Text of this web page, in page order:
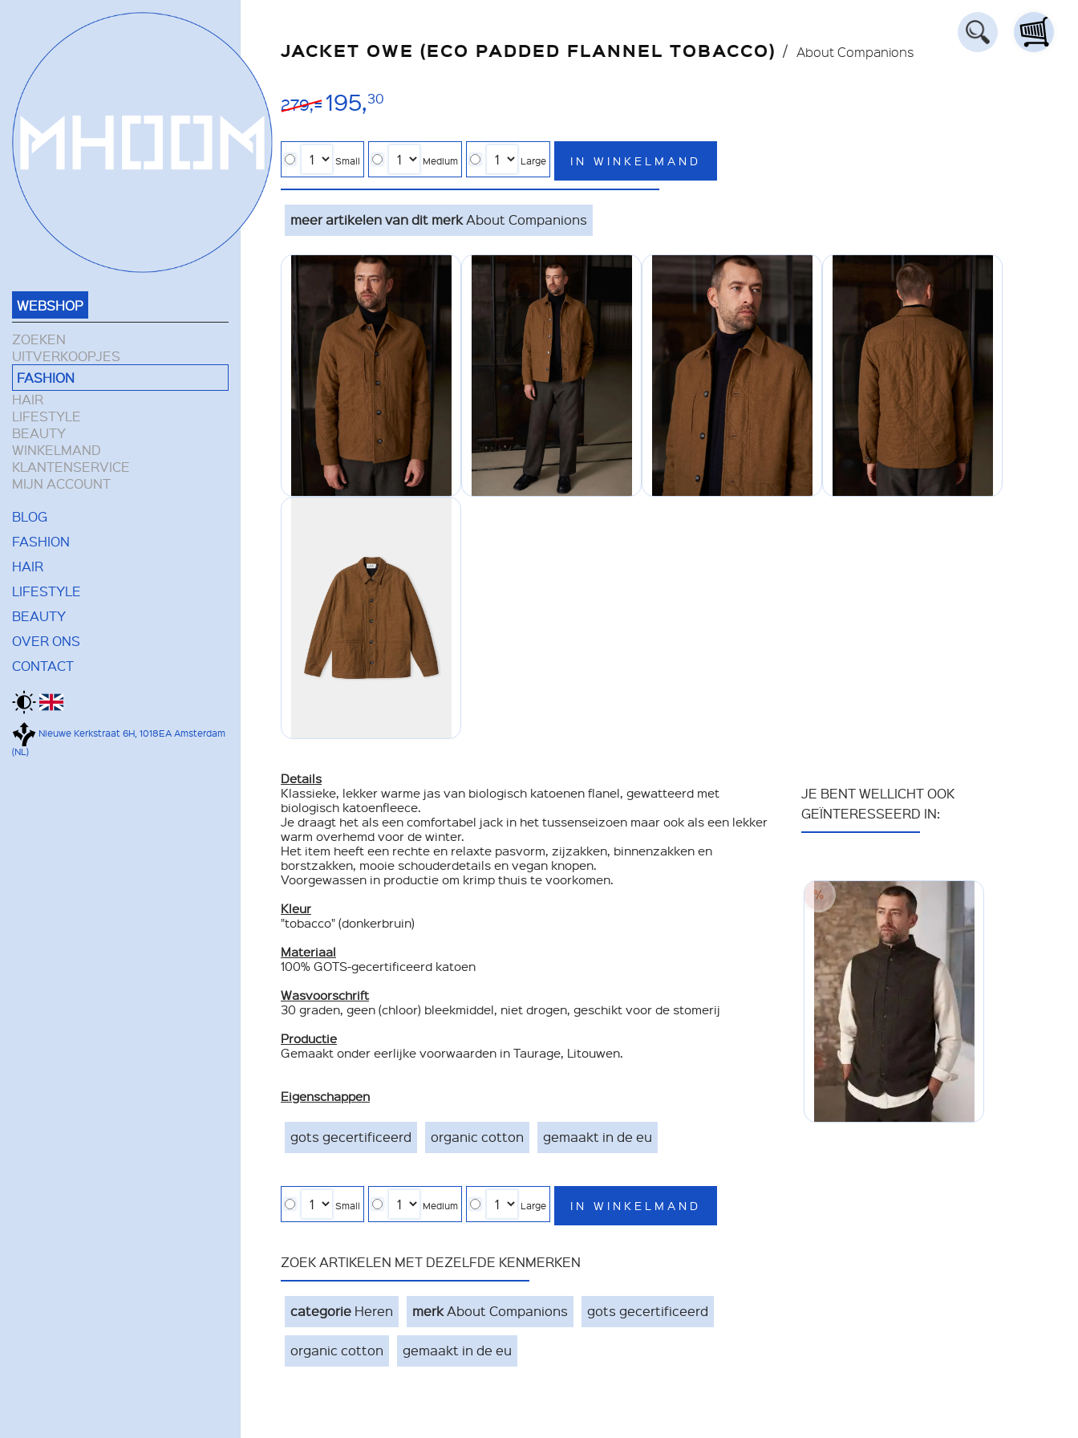
WEBSHOP
ZOEKEN
UITVERKOOPJES
FASHION
HAIR
LIFESTYLE
BEAUTY
WINKELMAND
KLANTENSERVICE
MIJN ACCOUNT
BLOG
FASHION
HAIR
LIFESTYLE
BEAUTY
OVER ONS
CONTACT
Nieuwe Kerkstraat 6H, 1018EA Amsterdam
(NL)
JACKET OWE (ECO PADDED FLANNEL TOBACCO) About Companions
279,=195,30
Small Medium Large IN WINKELMAND
meer artikelen van dit merkAbout Companions
Details
Klassieke, lekker warme jas van biologisch katoenen flanel, gewatteerd met
biologisch katoenfleece.
Je draagt het als een comfortabel jack in het tussenseizoen maar ook als een lekker
warm overhemd voor de winter.
Het item heeft een rechte en relaxte pasvorm, zijzakken, binnenzakken en
borstzakken, mooie schouderdetails en vegan knopen.
Voorgewassen in productie om krimp thuis te voorkomen.
Kleur
"tobacco" (donkerbruin)
Materiaal
100% GOTS-gecertificeerd katoen
Wasvoorschrift
30 graden, geen (chloor) bleekmiddel, niet drogen, geschikt voor de stomerij
Productie
Gemaakt onder eerlijke voorwaarden in Taurage, Litouwen.
Eigenschappen
gots gecertificeerd organic cotton gemaakt in de eu
Small Medium Large IN WINKELMAND
ZOEK ARTIKELEN MET DEZELFDE KENMERKEN
categorie Heren merkAbout Companions gots gecertificeerd
organic cotton gemaakt in de eu
JE BENT WELLICHT OOK
GEÏNTERESSEERD IN: